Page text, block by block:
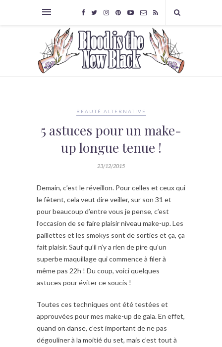
BEAUTÉ ALTERNATIVE
5 astuces pour un make-
up longue tenue !
23/12/2015
Demain, c’est le réveillon. Pour celles et ceux qui
le fêtent, cela veut dire veiller, sur son 31 et
pour beaucoup d’entre vous je pense, c’est
l’occasion de se faire plaisir niveau make-up. Les
paillettes et les smokys sont de sorties et ça, ça
fait plaisir. Sauf qu’il n’y a rien de pire qu’un
superbe maquillage qui commence à filer à
même pas 22h ! Du coup, voici quelques
astuces pour éviter ce soucis !
Toutes ces techniques ont été testées et
approuvées pour mes make-up de gala. En effet,
quand on danse, c’est important de ne pas
dégouliner à la moitié du set, mais c’est tout à